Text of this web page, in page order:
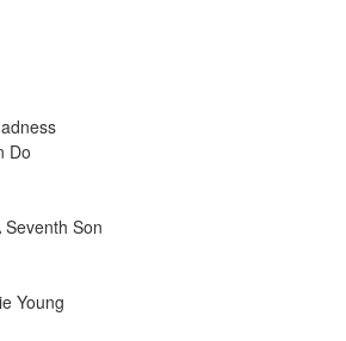
Do
Son
Young